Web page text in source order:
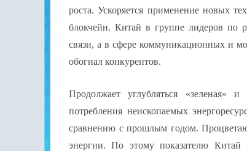
роста. Ускоряется применение новых
блокчейн. Китай в группе лидеров по
связи, а в сфере коммуникационных и
обогнал конкурентов.
Продолжает углубляться «зеленая»
потребления неископаемых
сравнению с прошлым годом.
энергии. По этому показателю Китай